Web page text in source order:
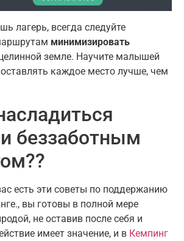
лагерь, всегда следуйте
минимизировать
земле. Научите малышей
каждое место лучше, чем
беззаботным
есть эти советы по поддержанию
вы готовы в полной мере
не оставив после себя и
имеет значение, и в Кемпинг